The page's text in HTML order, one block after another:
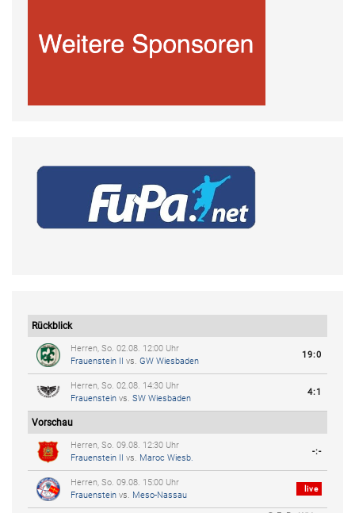
Rückblick
Herren, So. 02.08. 12:00 Uhr
Frauenstein II vs. GW Wiesbaden
19:0
Herren, So. 02.08. 14:30 Uhr
Frauenstein vs. SW Wiesbaden
4:1
Vorschau
Herren, So. 09.08. 12:30 Uhr
Frauenstein II vs. Maroc Wiesb.
-:-
Herren, So. 09.08. 15:00 Uhr
Frauenstein vs. Meso-Nassau
live